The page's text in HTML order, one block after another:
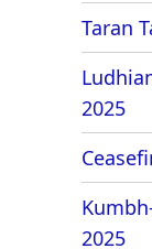
Taran
2025
2025